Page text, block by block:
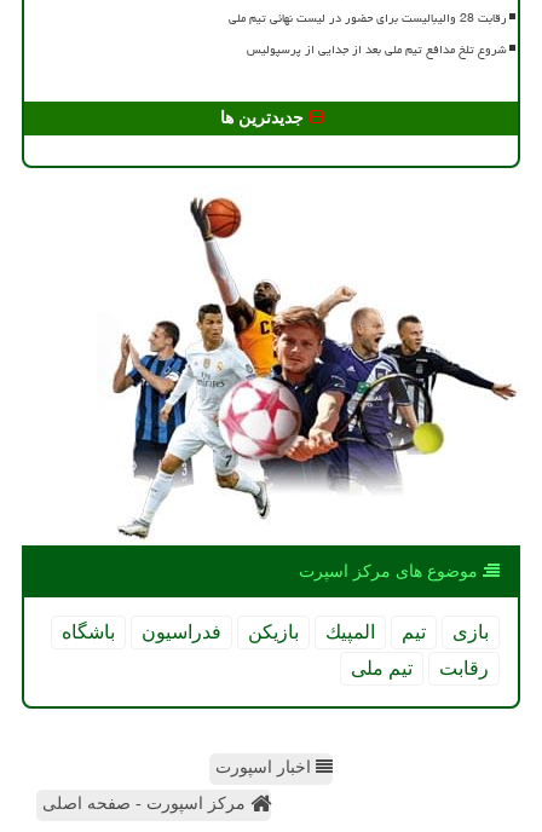
رقابت 28 والیبالیست برای حضور در لیست نهائی تیم ملی
شروع تلخ مدافع تیم ملی بعد از جدایی از پرسپولیس
جدیدترین ها
موضوع های مركز اسپرت
بازی تیم المپیك بازیكن فدراسیون
باشگاه
رقابت
تیم ملی
اخبار اسپورت
مرکز اسپورت - صفحه اصلی